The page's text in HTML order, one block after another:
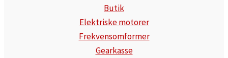
Butik
Elektriske motorer
Frekvensomformer
Gearkasse